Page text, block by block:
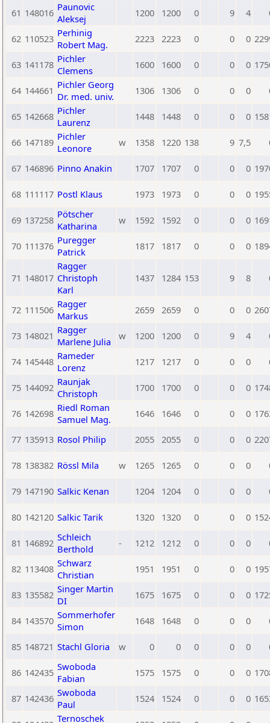
61 148016 Paunovic
Aleksej
1200 1200 0 9 4
62 110523 Perhinig
Robert Mag.
2223 2223 0 0 0
63 141178 Pichler
Clemens
1600 1600 0 0 0
64 144661 Pichler Georg
Dr. med. univ.
1306 1306 0 0 0
65 142668 Pichler
Laurenz
1448 1448 0 0 0
66 147189 Pichler
Leonore
w 1358 1220 138 9 7,5
67 146896 Pinno Anakin 1707 1707 0 0 0
68 111117 Postl Klaus 1973 1973 0 0 0
69 137258 Pötscher
Katharina
w 1592 1592 0 0 0
70 111376 Puregger
Patrick
1817 1817 0 0 0
71 148017
Ragger
Christoph
Karl
1437 1284 153 9 8
72 111506 Ragger
Markus
2659 2659 0 0 0
73 148021 Ragger
Marlene Julia
w 1200 1200 0 9 4
74 145448 Rameder
Lorenz
1217 1217 0 0 0
75 144092 Raunjak
Christoph
1700 1700 0 0 0
76 142698 Riedl Roman
Samuel Mag.
1646 1646 0 0 0
77 135913 Rosol Philip 2055 2055 0 0 0
78 138382 Rössl Mila w 1265 1265 0 0 0
79 147190 Salkic Kenan 1204 1204 0 0 0
80 142120 Salkic Tarik 1320 1320 0 0 0
81 146892 Schleich
Berthold
- 1212 1212 0 0 0
82 113408 Schwarz
Christian
1951 1951 0 0 0
83 135582 Singer Martin
DI
1675 1675 0 0 0
84 143570 Sommerhofer
Simon
1648 1648 0 0 0
85 148721 Stachl Gloria w 0 0 0 0 0
86 142435 Swoboda
Fabian
1575 1575 0 0 0
87 142436 Swoboda
Paul
1524 1524 0 0 0
Ternoschek